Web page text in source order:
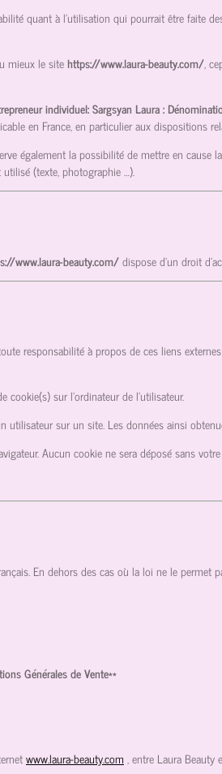
quant à l’utilisation qui pourrait être faite
mieux le sitehttps://www.laura-beauty.com/,
individuel: Sargsyan Laura :
en France, en particulier aux dispositions
également la possibilité de mettre en cause
(texte, photographie …).
www.laura-beauty.com/dispose d’un droit
responsabilité à propos de ces liens
sur l’ordinateur de l’utilisateur.
sur un site. Les données ainsi
Aucun cookie ne sera déposé sans
En dehors des cas où la loi ne le
Générales de Vente**
www.laura-beauty.com , entre Laura Beauty